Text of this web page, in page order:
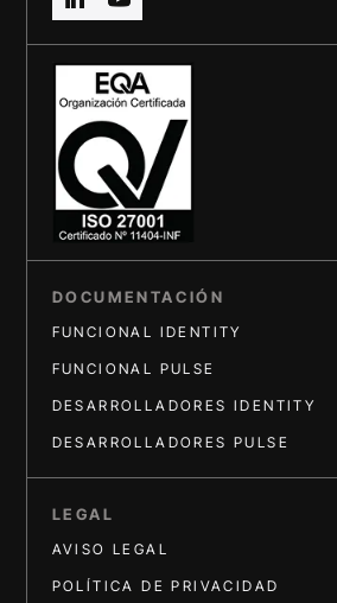
DOCUMENTACIÓN
FUNCIONAL IDENTITY
FUNCIONAL PULSE
DESARROLLADORES IDENTITY
DESARROLLADORES PULSE
LEGAL
AVISO LEGAL
POLÍTICA DE PRIVACIDAD